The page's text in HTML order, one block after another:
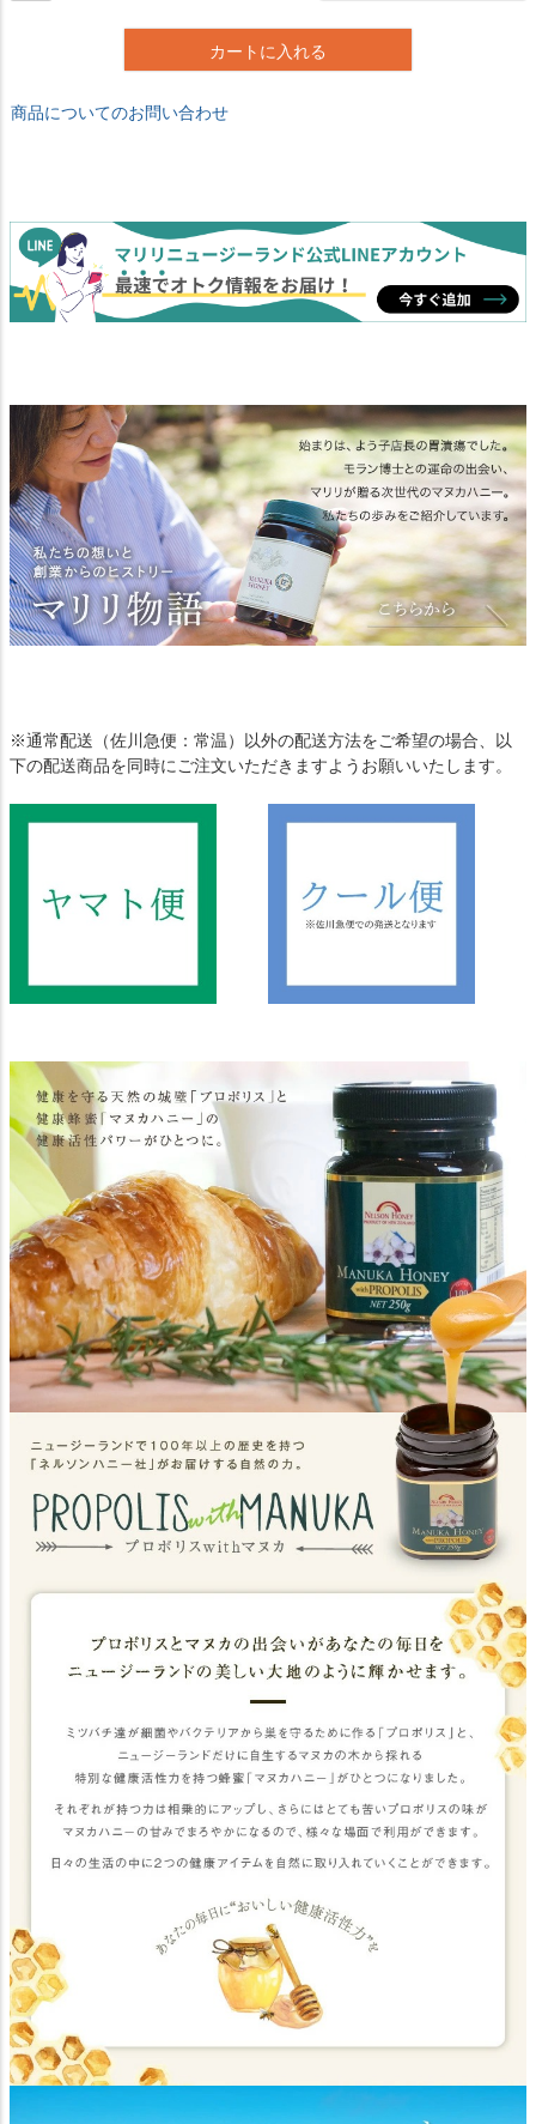
カートに入れる
商品についてのお問い合わせ
※通常配送（佐川急便：常温）以外の配送方法をご希望の場合、以
下の配送商品を同時にご注文いただきますようお願いいたします。